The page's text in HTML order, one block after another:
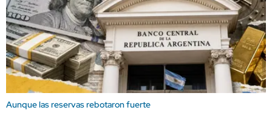
Aunque las reservas rebotaron fuerte